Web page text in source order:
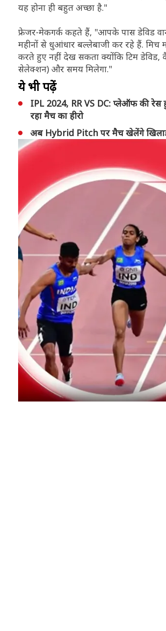
यह होना ही बहुत अच्छा है."
फ्रेजर-मेकगर्क कहते हैं, "आपके पास डेविड
महीनों से धुआंधार बल्लेबाजी कर रहे हैं. मिच
करते हुए नहीं देख सकता क्योंकि टिम डेविड,
सेलेक्शन) और समय मिलेगा."
ये भी पढ़ें
IPL 2024, RR VS DC: प्लेऑफ की रेस
रहा मैच का हीरो
अब Hybrid Pitch पर मैच खेलेंगे